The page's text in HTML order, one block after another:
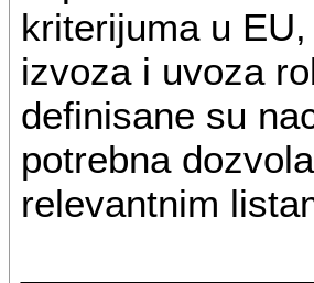
kriterijuma u
izvoza i uvoza
definisane su
potrebna
relevantnim